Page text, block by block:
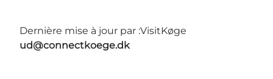
Dernière mise à jour par :VisitKøge
ud@connectkoege.dk